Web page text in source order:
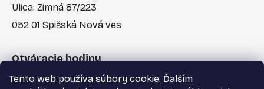
Tento web používa súbory cookie. Ďalším
Ulica: Zimná 87/223
052 01 Spišská Nová ves
Otváracie hodiny
Po-Pia: 7:30 - 17:00